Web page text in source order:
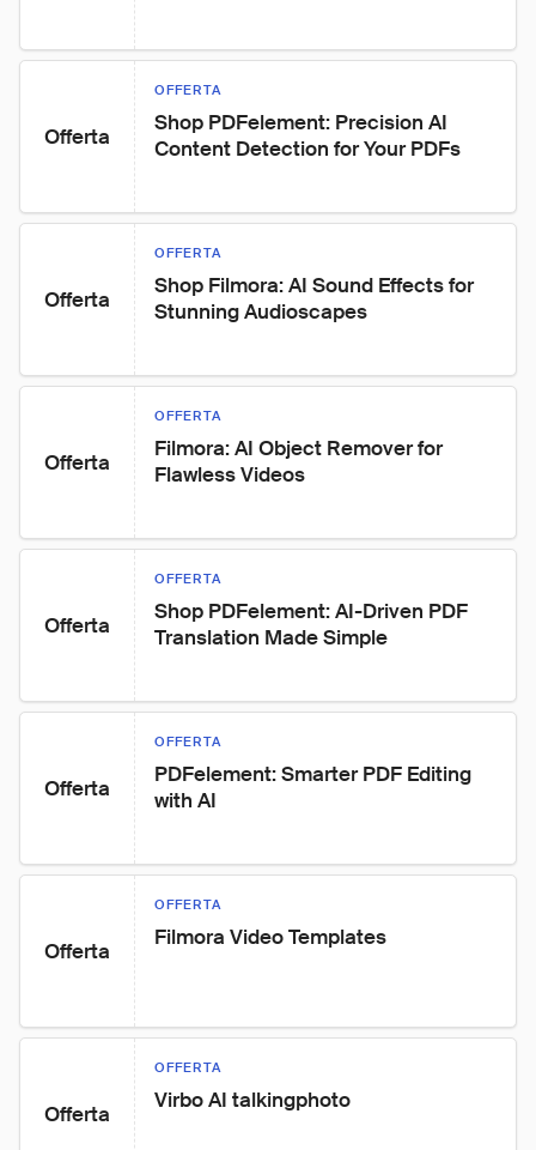
Offerta
OFFERTA
Shop PDFelement: Precision AI
Content Detection for Your PDFs
Offerta
OFFERTA
Shop Filmora: AI Sound Effects for
Stunning Audioscapes
Offerta
OFFERTA
Filmora: AI Object Remover for
Flawless Videos
Offerta
OFFERTA
Shop PDFelement: AI-Driven PDF
Translation Made Simple
Offerta
OFFERTA
PDFelement: Smarter PDF Editing
with AI
Offerta
OFFERTA
Filmora Video Templates
Offerta
OFFERTA
Virbo AI talkingphoto